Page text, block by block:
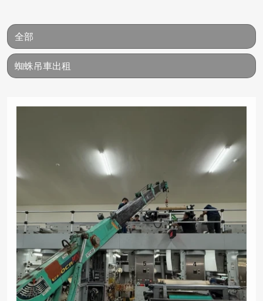
全部
蜘蛛吊車出租